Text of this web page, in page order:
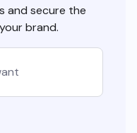
and secure the
brand.